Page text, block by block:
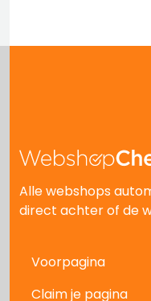
Alle webshops
direct achter of de
Voorpagina
Claim je pagina